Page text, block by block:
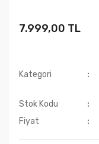
7.999,00 TL
Kategori
Stok Kodu
Fiyat